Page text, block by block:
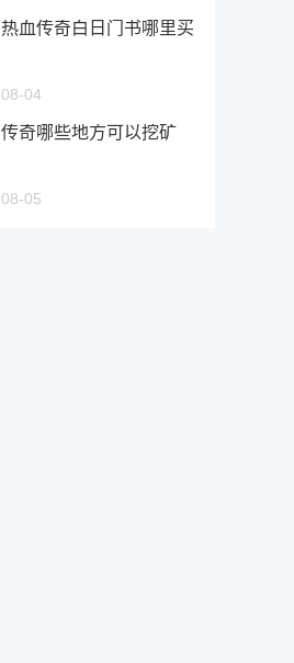
热血传奇白日门书哪里买
08-04
传奇哪些地方可以挖矿
08-05